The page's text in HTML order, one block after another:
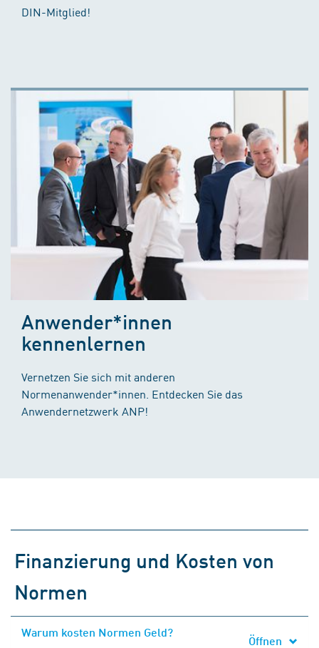
DIN-Mitglied!
Anwender*innen
kennenlernen
Vernetzen Sie sich mit anderen
Normenanwender*innen. Entdecken Sie das
Anwendernetzwerk ANP!
Finanzierung und Kosten von
Normen
Warum kosten Normen Geld?
Öffnen